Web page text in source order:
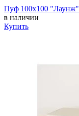
Пуф 100х100 "Лаунж"
в наличии
Купить